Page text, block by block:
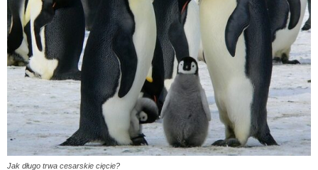
Jak długo trwa cesarskie cięcie?